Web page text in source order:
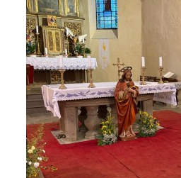
VYBRÁNO Z POŘADŮ ČESKÉHO
VYBRÁNO Z POŘADŮ ČT A JINÝCH
UDĚLEJTE SI VÝLET
JSEM KATOLÍK...